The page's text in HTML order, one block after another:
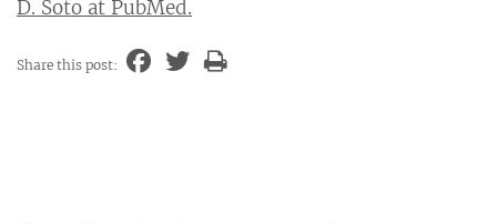
D. Soto at PubMed.
Share this post: